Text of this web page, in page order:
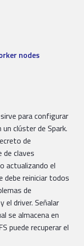
nodes
para configurar
clúster de Spark.
de
de claves
actualizando el
debe reiniciar todos
de
el driver. Señalar
se almacena en
puede recuperar el